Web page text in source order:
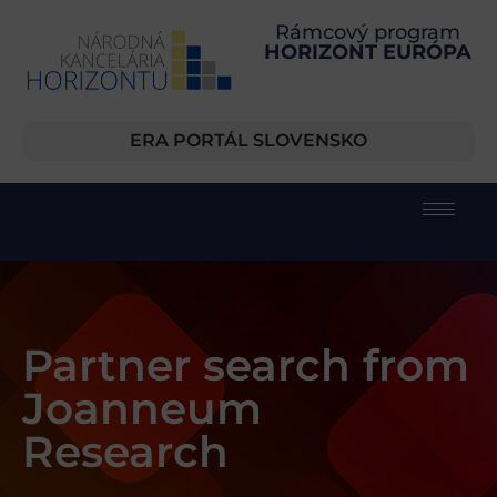
Rámcový program
HORIZONT EURÓPA
ERA PORTÁL SLOVENSKO
Partner search from
Joanneum
Research